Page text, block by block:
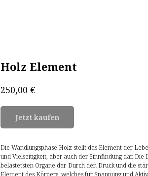
Holz Element
250,00 €
Jetzt kaufen
Die Wandlungsphase Holz stellt das Element der
und Vielseitigkeit, aber auch der Sinnfindung dar.
belastetsten Organe dar. Durch den Druck und die
Element des Körpers, welches für Spannung und